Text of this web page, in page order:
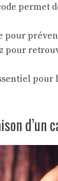
permet
pour
pour
pour
d’un